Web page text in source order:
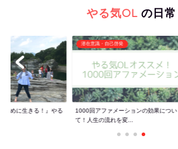
やる気OLの日常
ために生きる！』やる
潜在意識・自己啓発
1000回アファメーションの効果につい
て！人生の流れを変...